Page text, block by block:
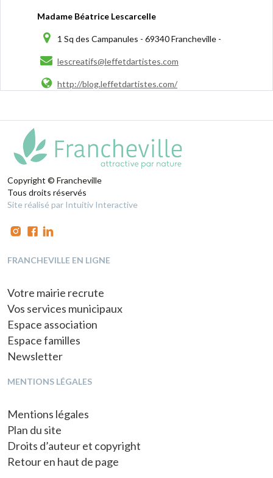
Madame Béatrice Lescarcelle
1 Sq des Campanules - 69340 Francheville -
lescreatifs@leffetdartistes.com
http://blog.leffetdartistes.com/
Copyright © Francheville
Tous droits réservés
Site réalisé par Intuitiv Interactive
FRANCHEVILLE EN LIGNE
Votre mairie recrute
Vos services municipaux
Espace association
Espace familles
Newsletter
MENTIONS LÉGALES
Mentions légales
Plan du site
Droits d’auteur et copyright
Retour en haut de page